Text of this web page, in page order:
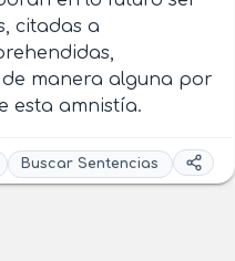
citadas a
manera alguna por
esta amnistía.
Buscar Sentencias